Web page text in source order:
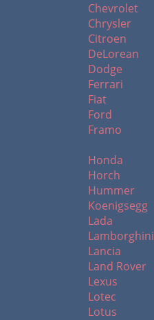
Chevrolet
Chrysler
Citroen
DeLorean
Dodge
Ferrari
Fiat
Ford
Framo
Honda
Horch
Hummer
Koenigsegg
Lada
Lamborghini
Lancia
Land Rover
Lexus
Lotec
Lotus